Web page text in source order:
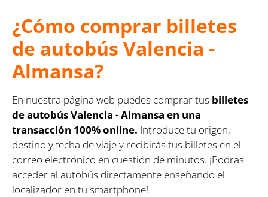
¿Cómo comprar billetes
de autobús Valencia -
Almansa?
En nuestra página web puedes comprar tus billetes
de autobús Valencia - Almansa en una
transacción 100% online. Introduce tu origen,
destino y fecha de viaje y recibirás tus billetes en el
correo electrónico en cuestión de minutos. ¡Podrás
acceder al autobús directamente enseñando el
localizador en tu smartphone!